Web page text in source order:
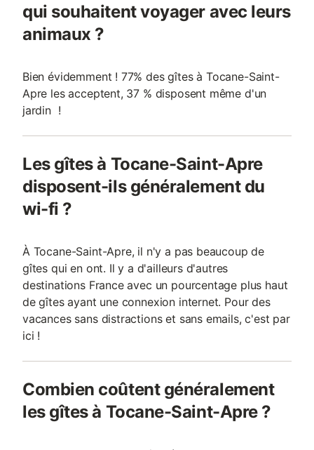
qui souhaitent voyager avec leurs
animaux ?
Bien évidemment ! 77% des gîtes à Tocane-Saint-
Apre les acceptent, 37 % disposent même d'un
jardin !
Les gîtes à Tocane-Saint-Apre
disposent-ils généralement du
wi-fi ?
À Tocane-Saint-Apre, il n'y a pas beaucoup de
gîtes qui en ont. Il y a d'ailleurs d'autres
destinations France avec un pourcentage plus haut
de gîtes ayant une connexion internet. Pour des
vacances sans distractions et sans emails, c'est par
ici !
Combien coûtent généralement
les gîtes à Tocane-Saint-Apre ?